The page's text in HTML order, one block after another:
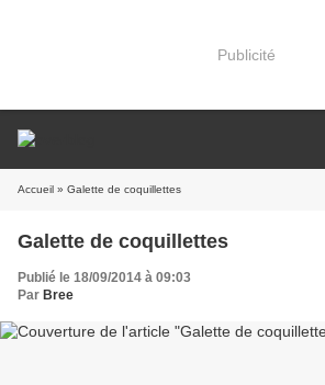
Publicité
Accueil » Galette de coquillettes
Galette de coquillettes
Publié le 18/09/2014 à 09:03
Par Bree